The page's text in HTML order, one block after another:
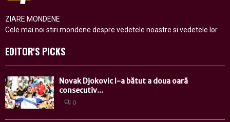
ZIARE MONDENE
Cele mai noi stiri mondene despre vedetele noastre si vedetele lor
EDITOR'S PICKS
Novak Djokovic l-a bătut a doua oară
consecutiv...
0